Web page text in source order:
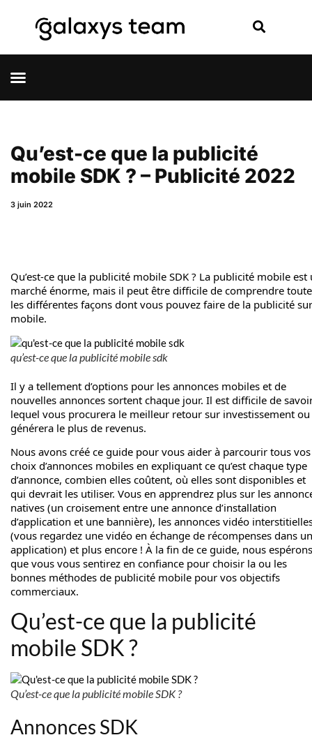
Qu’est-ce que la publicité
mobile SDK ? – Publicité 2022
3 juin 2022
Qu’est-ce que la publicité mobile SDK ? La publicité mobile est
marché énorme, mais il peut être difficile de comprendre
les différentes façons dont vous pouvez faire de la publicité sur
mobile.
qu’est-ce que la publicité mobile sdk
Il y a tellement d’options pour les annonces mobiles et de
nouvelles annonces sortent chaque jour. Il est difficile de
lequel vous procurera le meilleur retour sur investissement ou
générera le plus de revenus.
Nous avons créé ce guide pour vous aider à parcourir tous vos
choix d’annonces mobiles en expliquant ce qu’est chaque type
d’annonce, combien elles coûtent, où elles sont disponibles et
qui devrait les utiliser. Vous en apprendrez plus sur les
natives (un croisement entre une annonce d’installation
d’application et une bannière), les annonces vidéo
(vous regardez une vidéo en échange de récompenses dans
application) et plus encore ! À la fin de ce guide, nous espérons
que vous vous sentirez en confiance pour choisir la ou les
bonnes méthodes de publicité mobile pour vos objectifs
commerciaux.
Qu’est-ce que la publicité
mobile SDK ?
Qu’est-ce que la publicité mobile SDK ?
Annonces SDK